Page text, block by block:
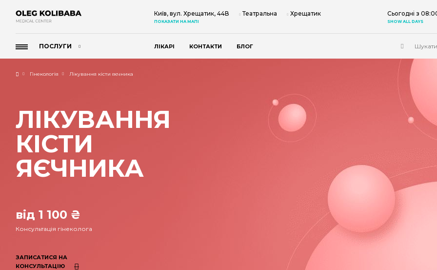
Київ, вул. Хрещатик, 44В
ПОКАЗАТИ НА МАПІ
Театральна Хрещатик Сьогодні з
SHOW ALL DAYS
ПОСЛУГИ ЛІКАРІ КОНТАКТИ БЛОГ
Гінекологія Лікування кісти яєчника
ЛІКУВАННЯ
КІСТИ
ЯЄЧНИКА
від 1 100 ₴
Консультація гінеколога
ЗАПИСАТИСЯ НА
КОНСУЛЬТАЦІЮ